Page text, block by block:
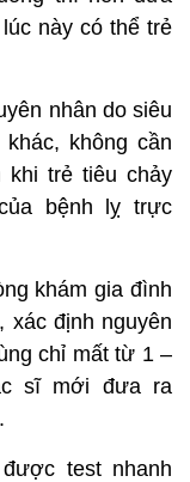
này có thể trẻ
nhân do siêu
không cần
khi trẻ tiêu chảy
bệnh lỵ trực
khám gia đình
xác định nguyên
chỉ mất từ 1 –
sĩ mới đưa ra
test nhanh